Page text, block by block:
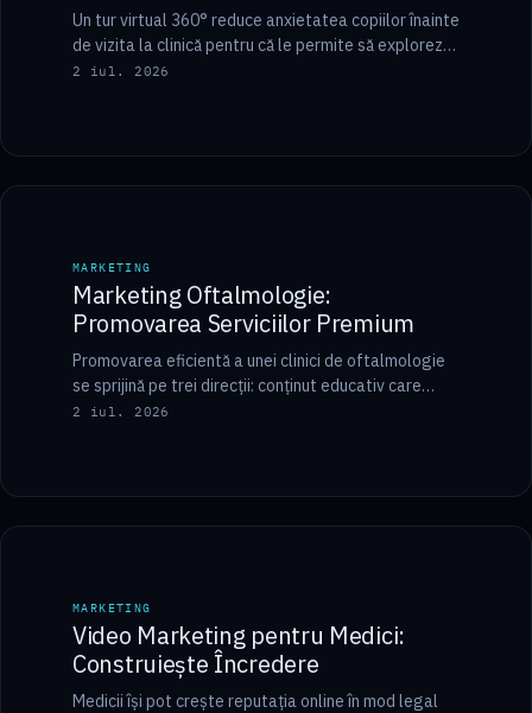
Un tur virtual 360° reduce anxietatea copiilor înainte
de vizita la clinică pentru că le permite să exploreze
cabinetul de acasă, în…
2 iul. 2026
10 min
MARKETING
Marketing Oftalmologie:
Promovarea Serviciilor Premium
Promovarea eficientă a unei clinici de oftalmologie
se sprijină pe trei direcții: conținut educativ care
explică pas cu pas procedurile și reduce…
2 iul. 2026
9 min
MARKETING
Video Marketing pentru Medici:
Construiește Încredere
Medicii își pot crește reputația online în mod legal